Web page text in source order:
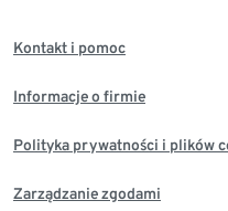
Kontakt i pomoc
Informacje o firmie
Polityka prywatności i plików
Zarządzanie zgodami